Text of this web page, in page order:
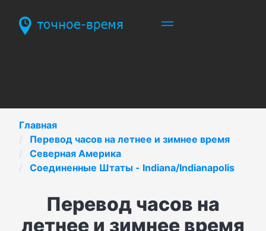
Главная
Перевод часов на летнее и зимнее время
Северная Америка
Соединенные Штаты - Indiana/Indianapolis
Перевод часов на
летнее и зимнее время